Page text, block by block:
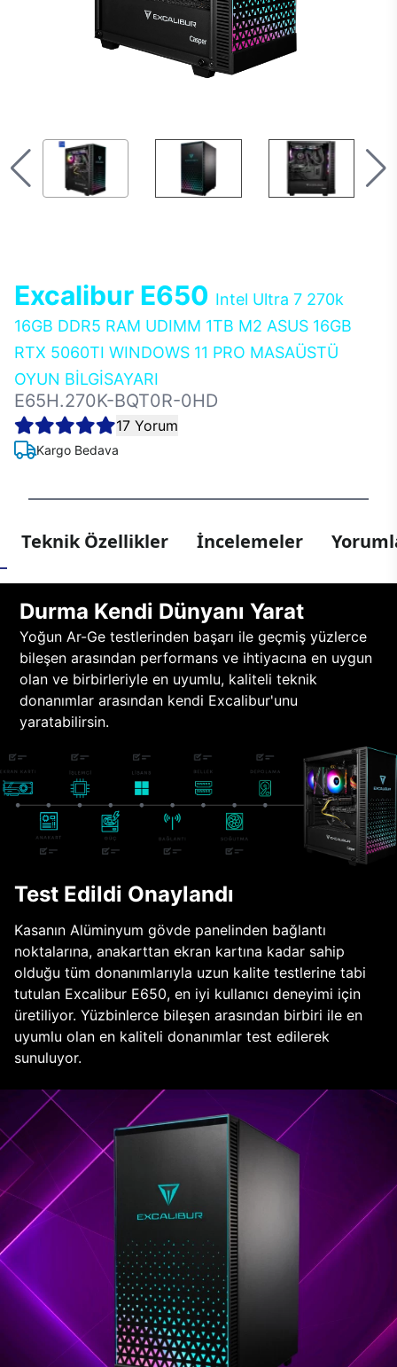
Excalibur E650 Intel Ultra 7 270k
16GB DDR5 RAM UDIMM 1TB M2 ASUS 16GB
RTX 5060TI WINDOWS 11 PRO MASAÜSTÜ
OYUN BİLGİSAYARI
E65H.270K-BQT0R-0HD
17 Yorum
Kargo Bedava
Teknik Özellikler İncelemeler
Durma Kendi Dünyanı Yarat
Yoğun Ar-Ge testlerinden başarı ile geçmiş yüzlerce
bileşen arasından performans ve ihtiyacına en uygun
olan ve birbirleriyle en uyumlu, kaliteli teknik
donanımlar arasından kendi Excalibur'unu
yaratabilirsin.
Test Edildi Onaylandı
Kasanın Alüminyum gövde panelinden bağlantı
noktalarına, anakarttan ekran kartına kadar sahip
olduğu tüm donanımlarıyla uzun kalite testlerine tabi
tutulan Excalibur E650, en iyi kullanıcı deneyimi için
üretiliyor. Yüzbinlerce bileşen arasından birbiri ile en
uyumlu olan en kaliteli donanımlar test edilerek
sunuluyor.